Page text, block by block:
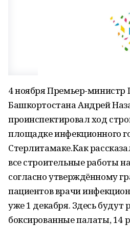
4 ноября Премьер-министр
Башкортостана Андрей
проинспектировал ход
площадке инфекционного
Стерлитамаке.Как
все строительные работы
согласно утверждённому
пациентов врачи
уже 1 декабря. Здесь будут
боксированные палаты, 14